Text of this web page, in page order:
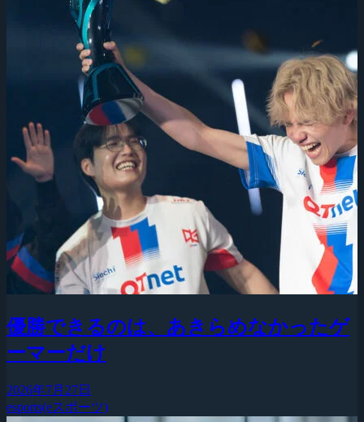
優勝できるのは、あきらめなかったゲ
ーマーだけ
2026年7月27日
esports(eスポーツ)